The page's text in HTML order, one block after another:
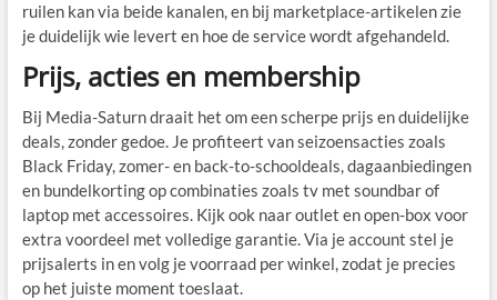
ruilen kan via beide kanalen, en bij marketplace-artikelen zie
je duidelijk wie levert en hoe de service wordt afgehandeld.
Prijs, acties en membership
Bij Media-Saturn draait het om een scherpe prijs en duidelijke
deals, zonder gedoe. Je profiteert van seizoensacties zoals
Black Friday, zomer- en back-to-schooldeals, dagaanbiedingen
en bundelkorting op combinaties zoals tv met soundbar of
laptop met accessoires. Kijk ook naar outlet en open-box voor
extra voordeel met volledige garantie. Via je account stel je
prijsalerts in en volg je voorraad per winkel, zodat je precies
op het juiste moment toeslaat.